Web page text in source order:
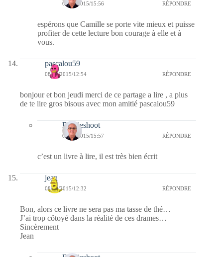
09/10/2015/15:56 RÉPONDRE
espérons que Camille se porte vite mieux et puisse
profiter de cette lecture bon courage à elle et à
vous.
pascalou59
08/10/2015/12:54 RÉPONDRE
bonjour et bon jeudi merci de ce partage a lire , a plus
de te lire gros bisous avec mon amitié pascalou59
Bernieshoot
09/10/2015/15:57 RÉPONDRE
c’est un livre à lire, il est très bien écrit
jean
08/10/2015/12:32 RÉPONDRE
Bon, alors ce livre ne sera pas ma tasse de thé…
J’ai trop côtoyé dans la réalité de ces drames…
Sincèrement
Jean